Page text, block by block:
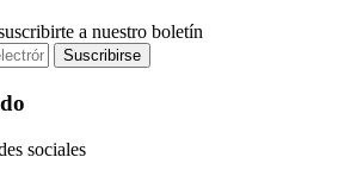
a nuestro boletín
Suscribirse
sociales